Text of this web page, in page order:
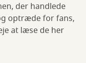
der handlede
optræde for fans,
at læse de her